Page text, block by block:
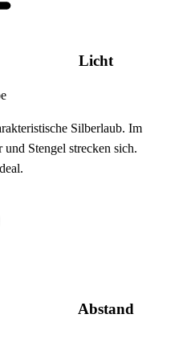
Licht
Silberlaub. Im
Stengel strecken sich.
Abstand